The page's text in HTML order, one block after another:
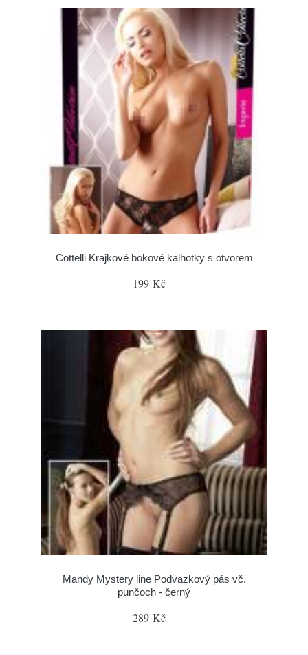
Cottelli Krajkové bokové kalhotky s otvorem
199 Kč
Mandy Mystery line Podvazkový pás vč.
punčoch - černý
289 Kč